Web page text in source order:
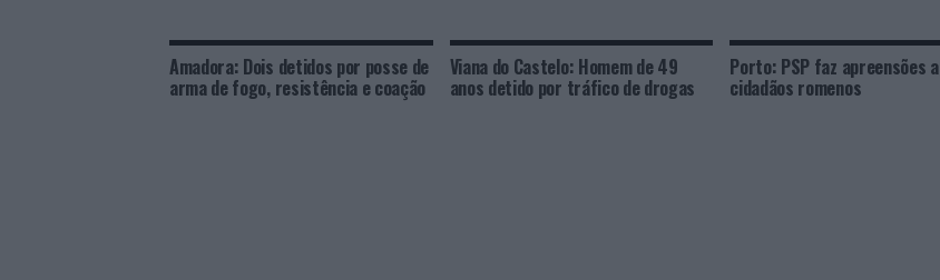
Amadora: Dois detidos por posse de
arma de fogo, resistência e coação
Viana do Castelo: Homem de 49
anos detido por tráfico de drogas
Porto: PSP faz apreensões a
cidadãos romenos